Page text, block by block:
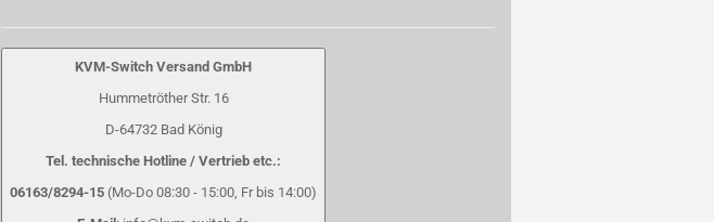
KVM-Switch Versand GmbH
Hummetröther Str. 16
D-64732 Bad König
Tel. technische Hotline / Vertrieb etc.:
06163/8294-15 (Mo-Do 08:30 - 15:00, Fr bis 14:00)